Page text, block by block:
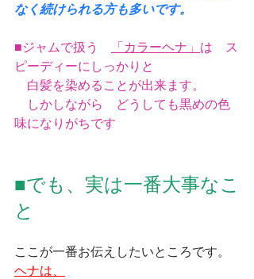
なく続けられる方も多いです。
■ジャムで扱う 「カラーヘナ」 は　ス
ピーディーにしっかりと
白髪を染めることが出来ます。
しかしながら　どうしても黒めの色
味になりがちです
■でも、実は一番大事なこ
と
ここが一番お伝えしたいところです。
ヘナは、